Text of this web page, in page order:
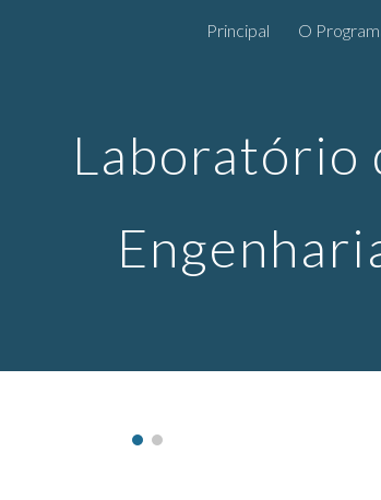
Skip to main content
Principal O
Laboratório